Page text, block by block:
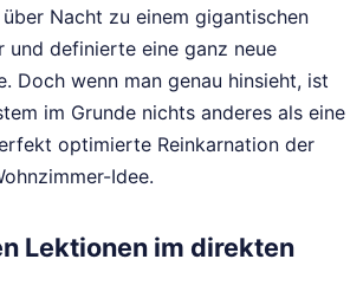
Nacht zu einem gigantischen
und definierte eine ganz neue
Doch wenn man genau hinsieht, ist
im Grunde nichts anderes als eine
optimierte Reinkarnation der
Idee.
Lektionen im direkten